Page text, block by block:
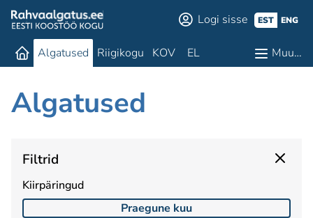
Logi sisse EST ENG
Algatused Riigikogu KOV EL Muu…
Algatused
Filtrid
Kiirpäringud
Praegune kuu